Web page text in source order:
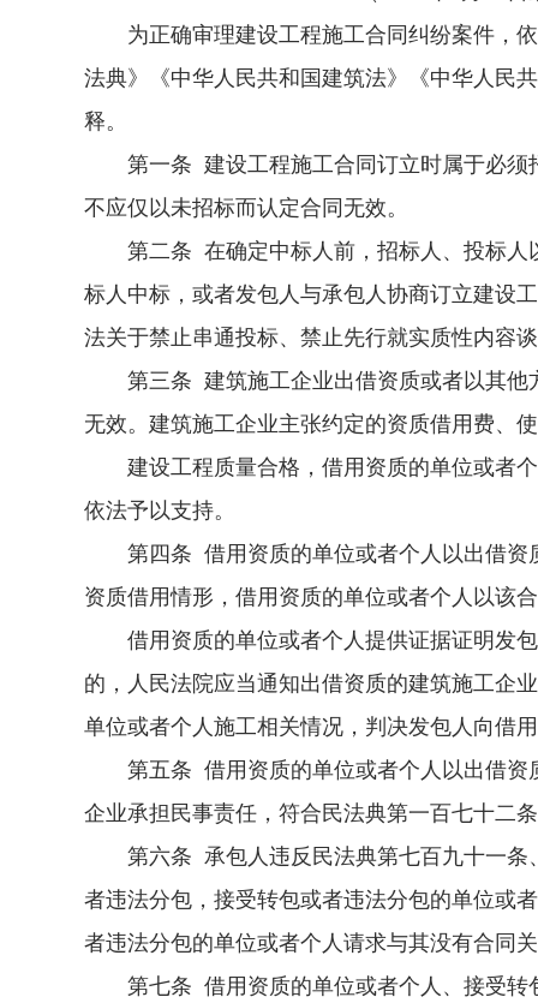
为正确审理建设工程施工合同纠纷案件，依
法典》《中华人民共和国建筑法》《中华人民
释。
第一条 建设工程施工合同订立时属于必须
不应仅以未招标而认定合同无效。
第二条 在确定中标人前，招标人、投标人
标人中标，或者发包人与承包人协商订立建设
法关于禁止串通投标、禁止先行就实质性内容
第三条 建筑施工企业出借资质或者以其他
无效。建筑施工企业主张约定的资质借用费、
建设工程质量合格，借用资质的单位或者个
依法予以支持。
第四条 借用资质的单位或者个人以出借资
资质借用情形，借用资质的单位或者个人以该
借用资质的单位或者个人提供证据证明发包
的，人民法院应当通知出借资质的建筑施工企
单位或者个人施工相关情况，判决发包人向借
第五条 借用资质的单位或者个人以出借资
企业承担民事责任，符合民法典第一百七十二
第六条 承包人违反民法典第七百九十一条
者违法分包，接受转包或者违法分包的单位或
者违法分包的单位或者个人请求与其没有合同
第七条 借用资质的单位或者个人、接受转